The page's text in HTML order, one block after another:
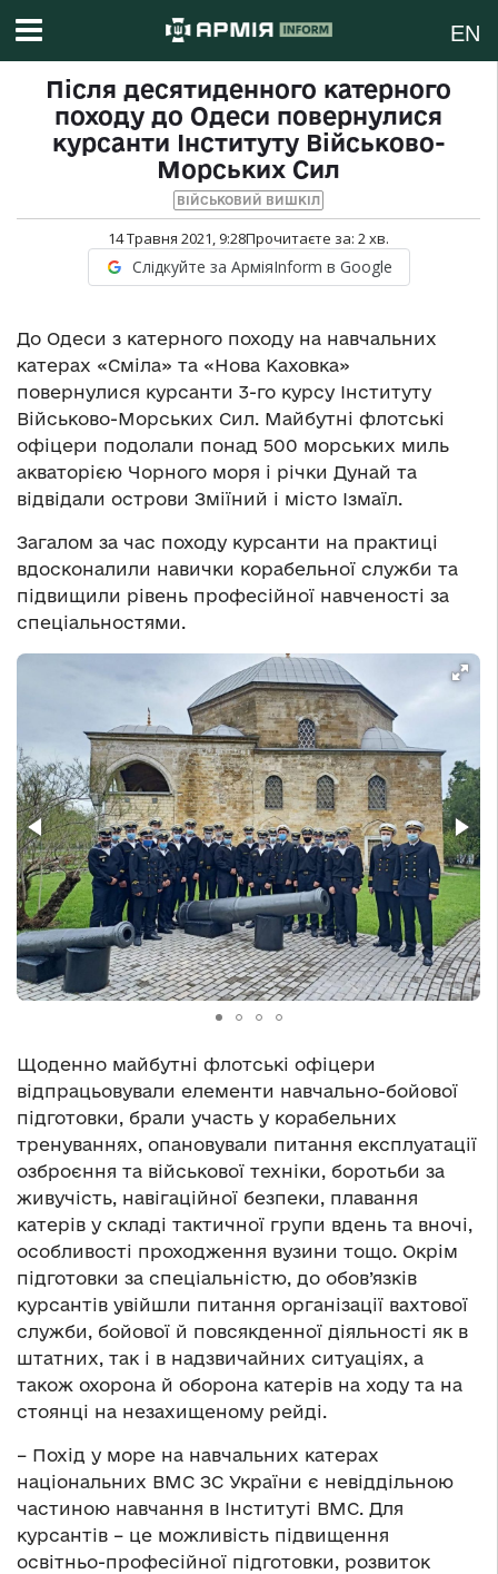
EN
Після десятиденного катерного
походу до Одеси повернулися
курсанти Інституту Військово-
Морських Сил
ВІЙСЬКОВИЙ ВИШКІЛ
14 Травня 2021, 9:28Прочитаєте за: 2хв.
Слідкуйте за АрміяInform в Google
До Одеси з катерного походу на навчальних
катерах «Сміла» та «Нова Каховка»
повернулися курсанти 3-го курсу Інституту
Військово-Морських Сил. Майбутні флотські
офіцери подолали понад 500 морських миль
акваторією Чорного моря і річки Дунай та
відвідали острови Зміїний і місто Ізмаїл.
Загалом за час походу курсанти на практиці
вдосконалили навички корабельної служби та
підвищили рівень професійної навченості за
спеціальностями.
Щоденно майбутні флотські офіцери
відпрацьовували елементи навчально-бойової
підготовки, брали участь у корабельних
тренуваннях, опановували питання експлуатації
озброєння та військової техніки, боротьби за
живучість, навігаційної безпеки, плавання
катерів у складі тактичної групи вдень та вночі,
особливості проходження вузини тощо. Окрім
підготовки за спеціальністю, до обов’язків
курсантів увійшли питання організації вахтової
служби, бойової й повсякденної діяльності як в
штатних, так і в надзвичайних ситуаціях, а
також охорона й оборона катерів на ходу та на
стоянці на незахищеному рейді.
– Похід у море на навчальних катерах
національних ВМС ЗС України є невіддільною
частиною навчання в Інституті ВМС. Для
курсантів – це можливість підвищення
освітньо-професійної підготовки, розвиток